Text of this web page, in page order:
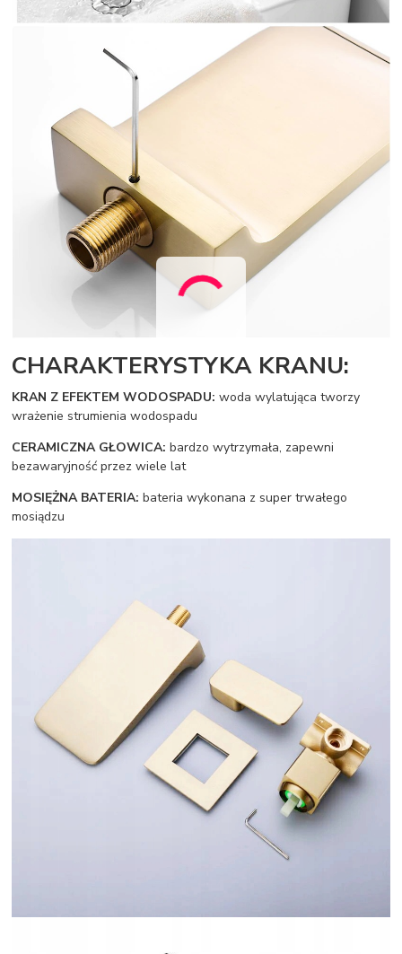
CHARAKTERYSTYKA KRANU:
KRAN Z EFEKTEM WODOSPADU: woda wylatująca tworzy
wrażenie strumienia wodospadu
CERAMICZNA GŁOWICA: bardzo wytrzymała, zapewni
bezawaryjność przez wiele lat
MOSIĘŻNA BATERIA: bateria wykonana z super trwałego
mosiądzu